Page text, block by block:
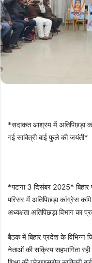
*सदाकत आश्रम में अतिपिछड़ा
गई सावित्री बाई फुले की जयंती*
*पटना 3 दिसंबर 2025*
परिसर में अतिपिछड़ा कांग्रेस
अध्यक्षता अतिपिछड़ा विभाग का
बैठक में बिहार प्रदेश के
नेताओं की सक्रिय सहभागिता